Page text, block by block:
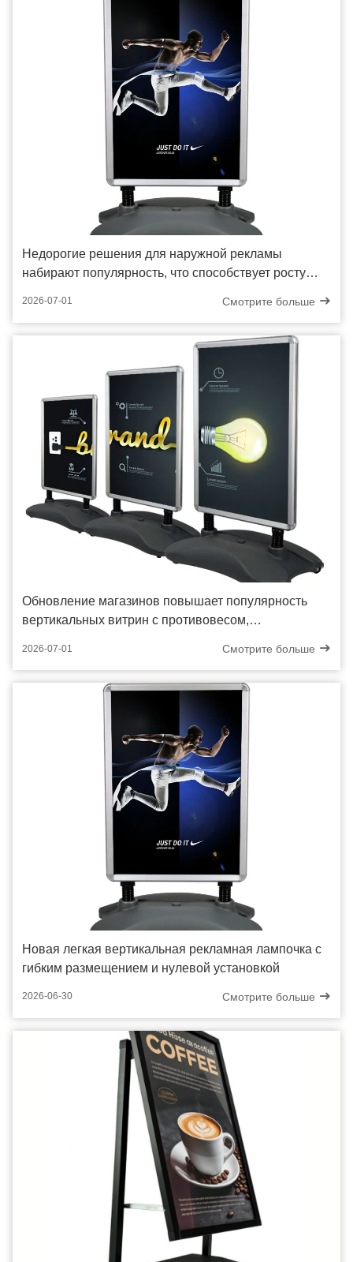
Недорогие решения для наружной рекламы
набирают популярность, что способствует росту
2026-07-01 Смотрите больше
Обновление магазинов повышает популярность
вертикальных витрин с противовесом,
2026-07-01 Смотрите больше
Новая легкая вертикальная рекламная лампочка с
гибким размещением и нулевой установкой
2026-06-30 Смотрите больше